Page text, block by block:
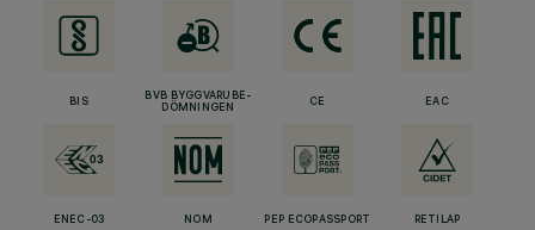
BIS
BVB BYGGVARUBE-
DÖMNINGEN
CE EAC
ENEC-03 NOM PEP ECOPASSPORT RETILAP